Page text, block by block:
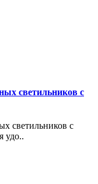
светильников с
светильников с
удо..